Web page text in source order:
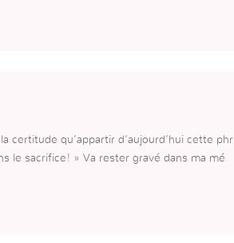
certitude qu’appartir d’aujourd’hui cette phr
le sacrifice! » Va rester gravé dans ma mé